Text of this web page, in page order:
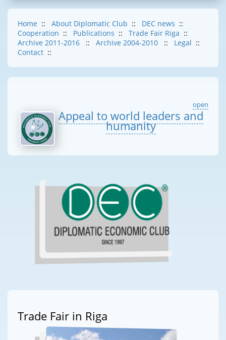
Home :: About Diplomatic Club :: DEC news ::
Cooperation :: Publications :: Trade Fair Riga ::
Archive 2011-2016
:: Archive 2004-2010 :: Legal ::
Contact ::
open
Appeal to world leaders and
humanity
Trade Fair in Riga